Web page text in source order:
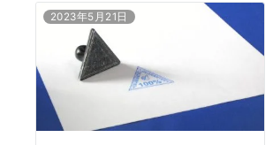
2023年5月21日